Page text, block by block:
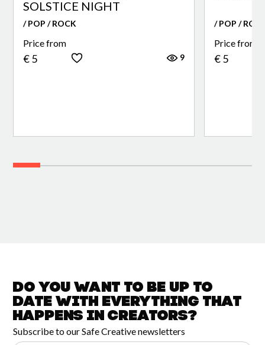
SOLSTICE NIGHT
/ POP / ROCK
Price from
€ 5 9
/ POP /
Price from
€ 5
Do you want to be up to
date witheverything that
happens inCreators?
Subscribe to our Safe Creative newsletters